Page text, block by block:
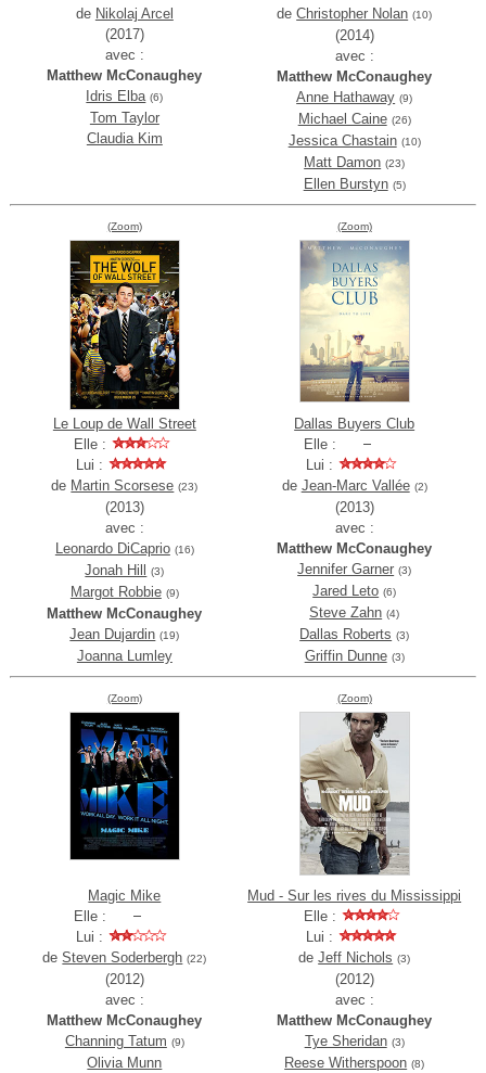
de Nikolaj Arcel
(2017)
avec :
Matthew McConaughey
Idris Elba (6)
Tom Taylor
Claudia Kim
deChristopher Nolan (10)
(2014)
avec :
Matthew McConaughey
Anne Hathaway (9)
Michael Caine (26)
Jessica Chastain (10)
Matt Damon (23)
Ellen Burstyn (5)
(Zoom)
Le Loup de Wall Street
Elle :
Lui :
de Martin Scorsese (23)
(2013)
avec :
Leonardo DiCaprio (16)
Jonah Hill (3)
Margot Robbie (9)
Matthew McConaughey
Jean Dujardin (19)
Joanna Lumley
(Zoom)
Dallas Buyers Club
Elle :
Lui :
de Jean-Marc Vallée (2)
(2013)
avec :
Matthew McConaughey
Jennifer Garner (3)
Jared Leto (6)
Steve Zahn (4)
Dallas Roberts (3)
Griffin Dunne (3)
(Zoom)
Magic Mike
Elle :
Lui :
deSteven Soderbergh (22)
(2012)
avec :
Matthew McConaughey
Channing Tatum (9)
Olivia Munn
(Zoom)
Mud - Sur les rives du Mississippi
Elle :
Lui :
deJeff Nichols (3)
(2012)
avec :
Matthew McConaughey
Tye Sheridan (3)
Reese Witherspoon (8)